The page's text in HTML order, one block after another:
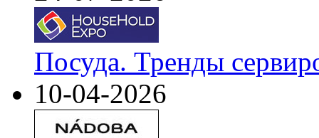
Посуда. Тренды
10-04-2026